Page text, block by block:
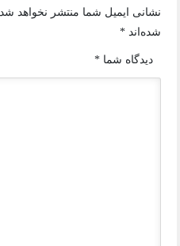
نشانی ایمیل شما منتشر نخواهد شد.
شده‌اند*
دیدگاه شما*